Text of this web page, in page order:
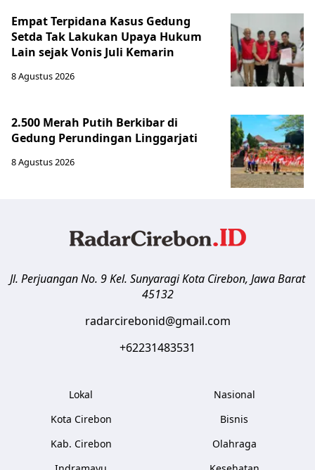
Empat Terpidana Kasus Gedung
Setda Tak Lakukan Upaya Hukum
Lain sejak Vonis Juli Kemarin
8 Agustus 2026
2.500 Merah Putih Berkibar di
Gedung Perundingan Linggarjati
8 Agustus 2026
Jl. Perjuangan No. 9 Kel. SunyaragiKota Cirebon, Jawa Barat
45132
radarcirebonid@gmail.com
+62231483531
Lokal
Kota Cirebon
Kab. Cirebon
Nasional
Bisnis
Olahraga